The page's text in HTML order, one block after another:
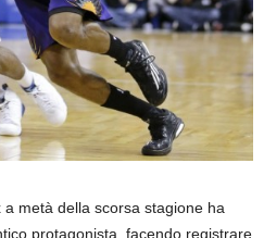
metà della scorsa stagione ha
protagonista, facendo registrare